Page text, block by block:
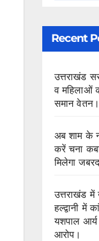
Recent
उत्तराखंड
व महिलाओं
समान वेतन।
अब शाम के
करें चना
मिलेगा
उत्तराखंड
हल्द्वानी में
यशपाल
आरोप।